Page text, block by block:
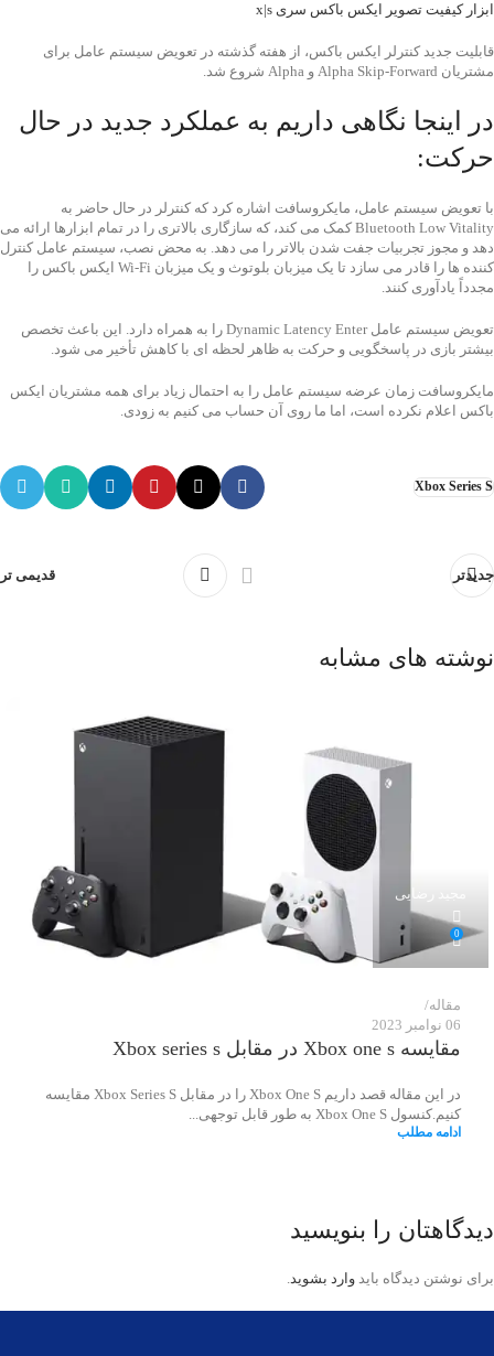
ابزار کیفیت تصویر ایکس باکس سری x|s
قابلیت جدید کنترلر ایکس باکس، از هفته گذشته در تعویض سیستم عامل برای
مشتریان Alpha Skip-Forward و Alpha شروع شد.
در اینجا نگاهی داریم به عملکرد جدید در حال
حرکت:
با تعویض سیستم عامل، مایکروسافت اشاره کرد که کنترلر در حال حاضر به
Bluetooth Low Vitality کمک می کند، که سازگاری بالاتری را در تمام ابزارها ارائه می
دهد و مجوز تجربیات جفت شدن بالاتر را می دهد. به محض نصب، سیستم عامل کنترل
کننده ها را قادر می سازد تا یک میزبان بلوتوث و یک میزبان Wi-Fi ایکس باکس را
مجدداً یادآوری کنند.
تعویض سیستم عامل Dynamic Latency Enter را به همراه دارد. این باعث تخصص
بیشتر بازی در پاسخگویی و حرکت به ظاهر لحظه ای با کاهش تأخیر می شود.
مایکروسافت زمان عرضه سیستم عامل را به احتمال زیاد برای همه مشتریان ایکس
باکس اعلام نکرده است، اما ما روی آن حساب می کنیم به زودی.
Xbox Series S
جدیدتر قدیمی تر
نوشته های مشابه
مجید رضایی
0
مقاله
06 نوامبر 2023
مقایسه Xbox one s در مقابل Xbox series s
در این مقاله قصد داریم Xbox One S را در مقابل Xbox Series S مقایسه
کنیم.کنسول Xbox One S به طور قابل توجهی...
ادامه مطلب
دیدگاهتان را بنویسید
برای نوشتن دیدگاه باید وارد بشوید.